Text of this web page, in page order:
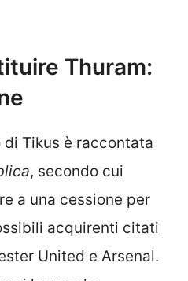
Thuram:
di Tikus è raccontata
, secondo cui
a una cessione per
acquirenti citati
United e Arsenal.